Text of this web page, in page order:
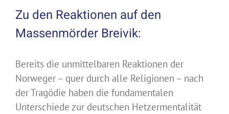
Zu den Reaktionen auf den
Massenmörder Breivik:
Bereits die unmittelbaren Reaktionen der
Norweger – quer durch alle Religionen – nach
der Tragödie haben die fundamentalen
Unterschiede zur deutschen Hetzermentalität